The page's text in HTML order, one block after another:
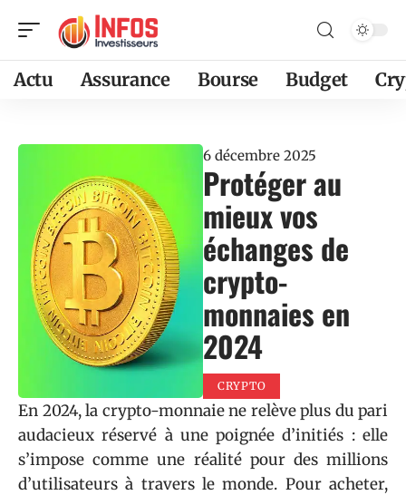
Actu Assurance Bourse Budget
6 décembre 2025
Protéger au
mieux vos
échanges de
crypto-
monnaies en
2024
CRYPTO
En 2024, la crypto-monnaie ne relève plus du pari
audacieux réservé à une poignée d’initiés : elle
s’impose comme une réalité pour des millions
d’utilisateurs à travers le monde. Pour acheter,